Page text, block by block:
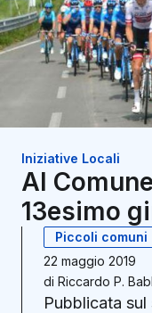
Iniziative Locali
Al
13esimo
Piccoli comuni
22 maggio 2019
di Riccardo P.
Pubblicata